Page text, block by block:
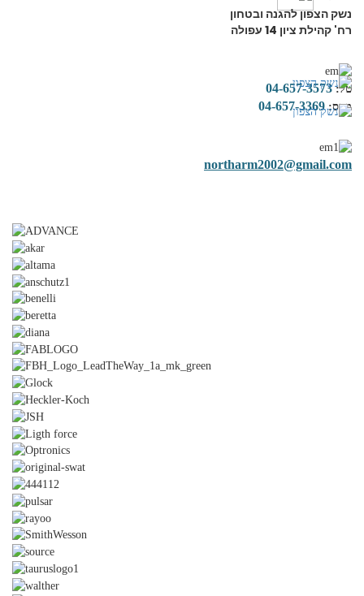
Menu
נשק הצפון להגנה ובטחון
רח' קהילת ציון 14 עפולה
טל:04-657-3573
פקס:04-657-3369
northarm2002@gmail.com